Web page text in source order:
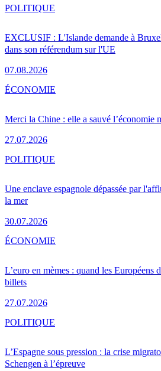
EXCLUSIF : L'Islande demande à
dans son référendum sur l'UE
07.08.2026
POLITIQUE
Merci la Chine : elle a sauvé l’économie
27.07.2026
ÉCONOMIE
Une enclave espagnole dépassée par
la mer
30.07.2026
POLITIQUE
L’euro en mèmes : quand les Européens
billets
27.07.2026
ÉCONOMIE
L’Espagne sous pression : la crise
Schengen à l’épreuve
POLITIQUE